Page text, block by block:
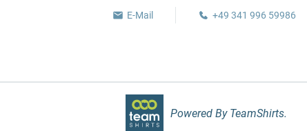
E-Mail
+49 341 996 59986
Powered By TeamShirts.